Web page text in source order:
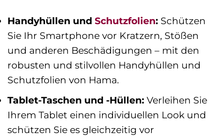
Handyhüllen und Schutzfolien: Schützen
Sie Ihr Smartphone vor Kratzern, Stößen
und anderen Beschädigungen – mit den
robusten und stilvollen Handyhüllen und
Schutzfolien von Hama.
Tablet-Taschen und -Hüllen: Verleihen Sie
Ihrem Tablet einen individuellen Look und
schützen Sie es gleichzeitig vor